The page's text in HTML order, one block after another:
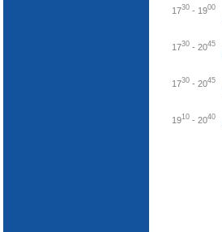
1730 - 1900
1730 - 2045
1730 - 2045
1910 - 2040